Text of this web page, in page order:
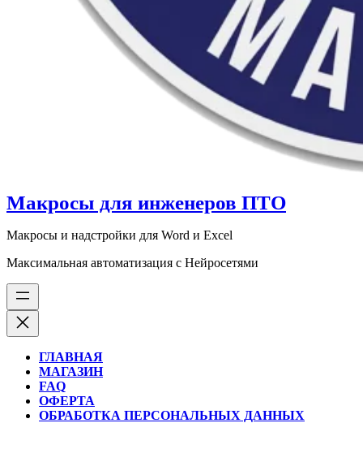
Макросы для инженеров ПТО
Макросы и надстройки для Word и Excel
Максимальная автоматизация с Нейросетями
ГЛАВНАЯ
МАГАЗИН
FAQ
ОФЕРТА
ОБРАБОТКА ПЕРСОНАЛЬНЫХ ДАННЫХ